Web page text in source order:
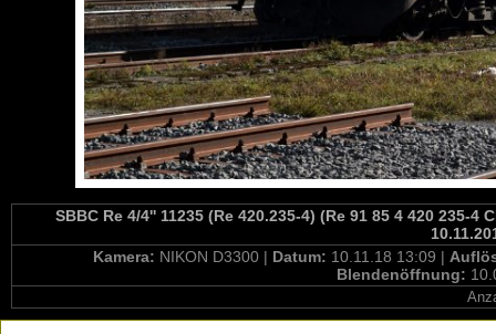
SBBC Re 4/4'' 11235 (Re 420.235-4) (Re 91 85 4 420 235-4
Kamera: NIKON D3300 | Datum: 10.11.18 13:09 |
Blendenöffnung: